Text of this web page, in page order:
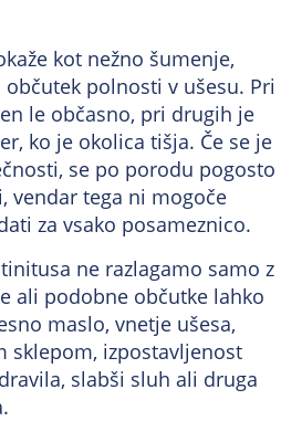
kot nežno šumenje,
polnosti v ušesu. Pri
le občasno, pri drugih je
ko je okolica tišja. Če se je
se po porodu pogosto
vendar tega ni mogoče
za vsako posameznico.
ne razlagamo samo z
ali podobne občutke lahko
maslo, vnetje ušesa,
sklepom, izpostavljenost
slabši sluh ali druga